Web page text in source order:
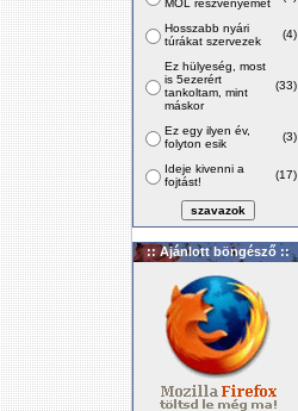
MOL részvényemet
Hosszabb nyári
túrákat szervezek
(4)
Ez hülyeség, most
is 5ezerért
tankoltam, mint
máskor
(33)
Ez egy ilyen év,
folyton esik
(3)
Ideje kivenni a
fojtást!
(17)
:: Ajánlott böngésző ::